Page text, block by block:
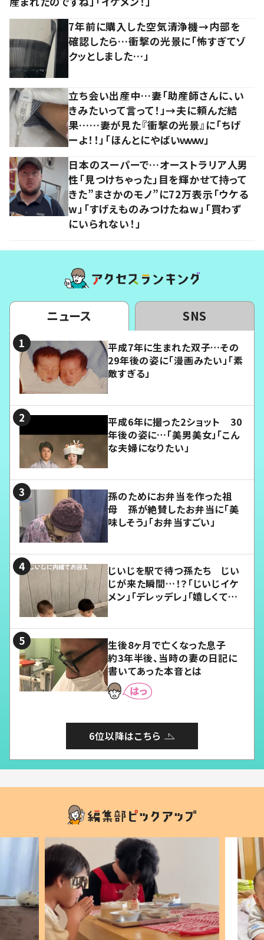
7年前に購入した空気清浄機→内部を
確認したら…衝撃の光景に「怖すぎてゾ
クッとしました…」
立ち会い出産中…妻「助産師さんに、い
きみたいって言って！」→夫に頼んだ結
果……妻が見た『衝撃の光景』に「ちげ
ーよ！！」「ほんとにやばいｗｗｗ」
日本のスーパーで…オーストラリア人男
性「見つけちゃった」目を輝かせて持って
きた”まさかのモノ”に72万表示「ウケる
w」「すげえものみつけたねw」「買わず
にいられない！」
ニュース SNS
平成7年に生まれた双子…その
29年後の姿に「漫画みたい」「素
敵すぎる」
平成6年に撮った2ショット 30
年後の姿に…「美男美女」「こん
な夫婦になりたい」
孫のためにお弁当を作った祖
母 孫が絶賛したお弁当に「美
味しそう」「お弁当すごい」
じいじを駅で待つ孫たち じい
じが来た瞬間…！？「じいじイケ
メン」「デレッデレ」「嬉しくて可
生後8ヶ月で亡くなった息子
約3年半後、当時の妻の日記に
書いてあった本音とは
6位以降はこちら